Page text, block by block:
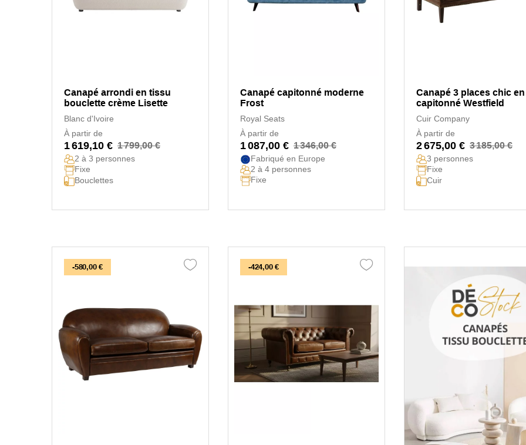
Canapé arrondi en tissu
bouclette crème Lisette
Blanc d'Ivoire
À partir de
1 619,10 € 1 799,00 €
2 à 3 personnes
Fixe
Bouclettes
Canapé capitonné moderne
Frost
Royal Seats
À partir de
1 087,00 € 1 346,00 €
Fabriqué en Europe
2 à 4 personnes
Fixe
Canapé 3 places chic
capitonné Westfield
Cuir Company
À partir de
2 675,00 € 3 185,00 €
3 personnes
Fixe
Cuir
-580,00 € -424,00 €